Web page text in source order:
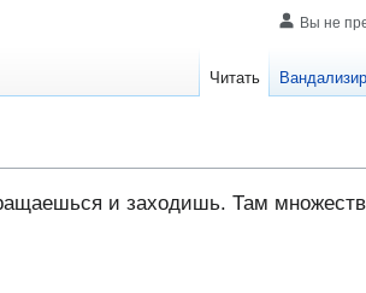
и заходишь. Там
Вы не
Читать